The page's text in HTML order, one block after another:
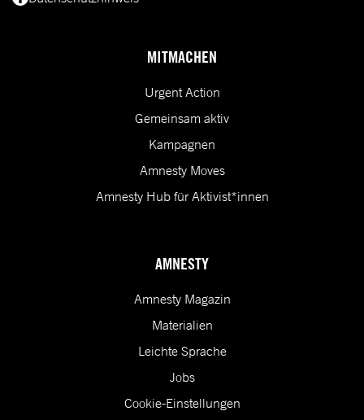
MITMACHEN
Urgent Action
Gemeinsam aktiv
Kampagnen
Amnesty Moves
Amnesty Hub für Aktivist*innen
AMNESTY
Amnesty Magazin
Materialien
Leichte Sprache
Jobs
Cookie-Einstellungen